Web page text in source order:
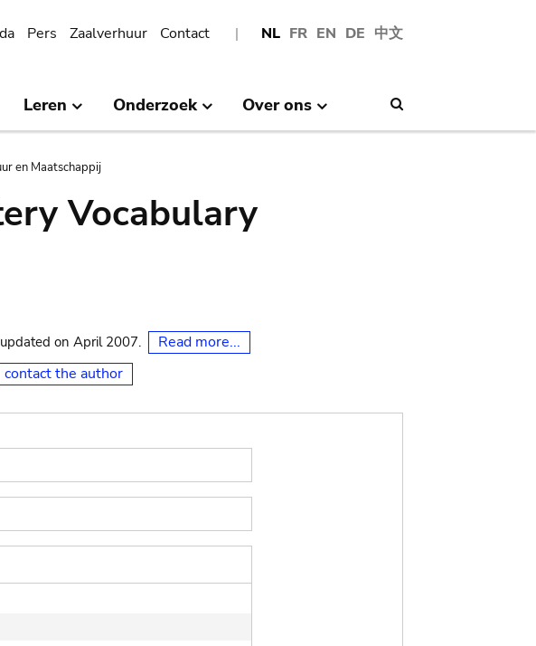
NL FR EN DE 中文
Pers Zaalverhuur Contact
Leren Onderzoek Over ons
en Maatschappij
Vocabulary
on April 2007. Read more...
contact the author